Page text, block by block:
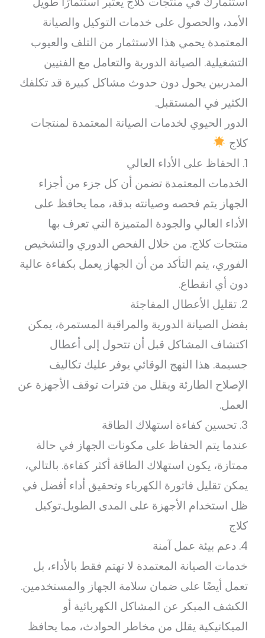
الأمد، والحصول على خدمات التوكيل والصيانة
المعتمدة يحمي هذا الاستثمار من التلف والعيوب
التشغيلية. الصيانة الدورية والتعامل مع الفنيين
المدربين يحول دون حدوث مشاكل كبيرة قد تكلفك
الكثير في المستقبل.
الدور الحيوي لخدمات الصيانة المعتمدة لمنتجات
كلاج
1. الحفاظ على الأداء العالي
الخدمات المعتمدة تضمن أن كل جزء من أجزاء
الجهاز يتم فحصه وصيانته بدقة، مما يحافظ على
الأداء العالي والجودة المتميزة التي تعرف بها
منتجات كلاج. من خلال الفحص الدوري والتشخيص
الفوري، يتم التأكد من أن الجهاز يعمل بكفاءة عالية
دون أي انقطاع.
2. تقليل الأعطال المفاجئة
بفضل الصيانة الدورية والمراقبة المستمرة، يمكن
اكتشاف المشاكل قبل أن تتحول إلى أعطال
جسيمة. هذا النهج الوقائي يوفر عليك تكاليف
الإصلاح الطارئة ويقلل من فترات توقف الأجهزة عن
العمل.
3. تحسين كفاءة استهلاك الطاقة
عندما يتم الحفاظ على مكونات الجهاز في حالة
ممتازة، يكون استهلاك الطاقة أكثر كفاءة. بالتالي،
يمكن تقليل فاتورة الكهرباء وتحقيق أداء أفضل في
ظل استخدام الأجهزة على المدى الطويل.توكيل
كلاج
4. دعم بيئة عمل آمنة
خدمات الصيانة المعتمدة لا تهتم فقط بالأداء، بل
تعمل أيضًا على ضمان سلامة الجهاز والمستخدمين.
الكشف المبكر عن المشاكل الكهربائية أو
الميكانيكية يقلل من مخاطر الحوادث، مما يحافظ